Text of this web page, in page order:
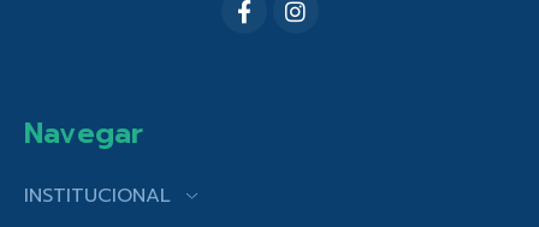
Navegar
INSTITUCIONAL